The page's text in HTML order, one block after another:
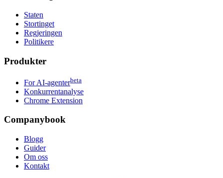
Staten
Stortinget
Regjeringen
Politikere
Produkter
For AI-agenterbeta
Konkurrentanalyse
Chrome Extension
Companybook
Blogg
Guider
Om oss
Kontakt